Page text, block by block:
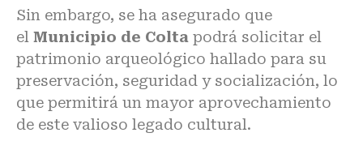
Sin embargo, se ha asegurado que
el Municipio de Colta podrá solicitar el
patrimonio arqueológico hallado para su
preservación, seguridad y socialización, lo
que permitirá un mayor aprovechamiento
de este valioso legado cultural.